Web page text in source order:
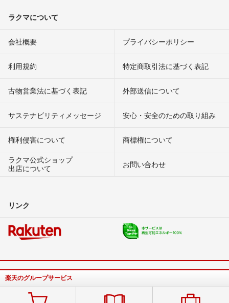
ラクマについて
会社概要 プライバシーポリシー
利用規約 特定商取引法に基づく表記
古物営業法に基づく表記 外部送信について
サステナビリティメッセージ 安心・安全のための取り組み
権利侵害について
商標権について
ラクマ公式ショップ
出店について
お問い合わせ
リンク
楽天のグループサービス